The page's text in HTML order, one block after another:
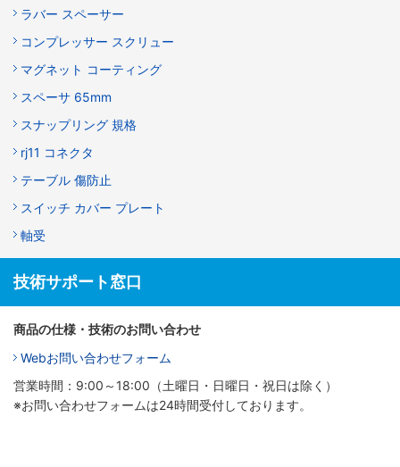
ラバー スペーサー
コンプレッサー スクリュー
マグネット コーティング
スペーサ 65mm
スナップリング 規格
rj11 コネクタ
テーブル 傷防止
スイッチ カバー プレート
軸受
技術サポート窓口
商品の仕様・技術のお問い合わせ
Webお問い合わせフォーム
営業時間：9:00～18:00（土曜日・日曜日・祝日は除く）
※お問い合わせフォームは24時間受付しております。